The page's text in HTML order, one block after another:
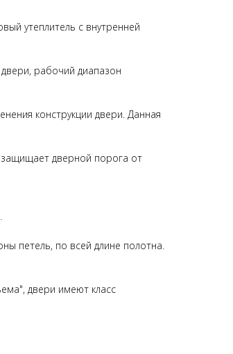
утеплитель с внутренней
рабочий диапазон
конструкции двери. Данная
защищает дверной порога от
петель, по всей длине полотна.
двери имеют класс